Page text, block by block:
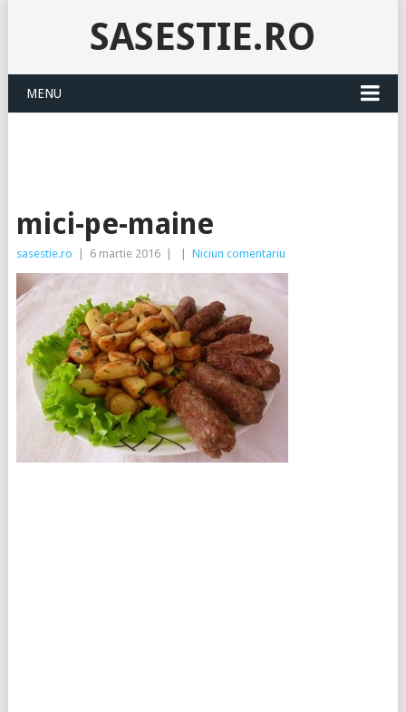
SASESTIE.RO
MENU
mici-pe-maine
sasestie.ro 6 martie 2016 Niciun comentariu